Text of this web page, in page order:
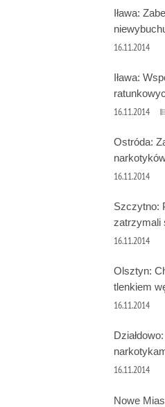
Iława:
16.11.2014
Iława:
16.11.2014
Ostróda:
16.11.2014
Szczytno:
zatrzymali
16.11.2014
Olsztyn:
tlenkiem
16.11.2014
16.11.2014
Nowe